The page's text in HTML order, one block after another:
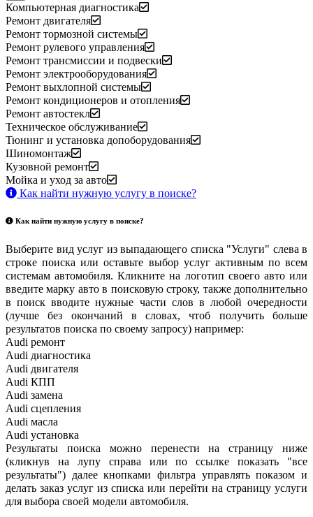
Компьютерная диагностика
Ремонт двигателя
Ремонт тормозной системы
Ремонт рулевого управления
Ремонт трансмиссии и подвески
Ремонт электрооборудования
Ремонт выхлопной системы
Ремонт кондиционеров и отопления
Ремонт автостекл
Техническое обслуживание
Тюнинг и установка допоборудования
Шиномонтаж
Кузовной ремонт
Мойка и уход за авто
Как найти нужную услугу в поиске?
Как найти нужную услугу в поиске?
Выберите вид услуг из выпадающего списка "Услуги" слева в
строке поиска или оставьте выбор услуг активным по всем
системам автомобиля. Кликните на логотип своего авто или
введите марку авто в поисковую строку, также дополнительно
в поиск вводите нужные части слов в любой очередности
(лучше без окончаний в словах, чтоб получить больше
результатов поиска по своему запросу) например:
Audi ремонт
Audi диагностика
Audi двигателя
Audi КПП
Audi замена
Audi сцепления
Audi масла
Audi установка
Результаты поиска можно перенести на страницу ниже
(кликнув на лупу справа или по ссылке показать "все
результаты") далее кнопками фильтра управлять показом и
делать заказ услуг из списка или перейти на страницу услуги
для выбора своей модели автомобиля.